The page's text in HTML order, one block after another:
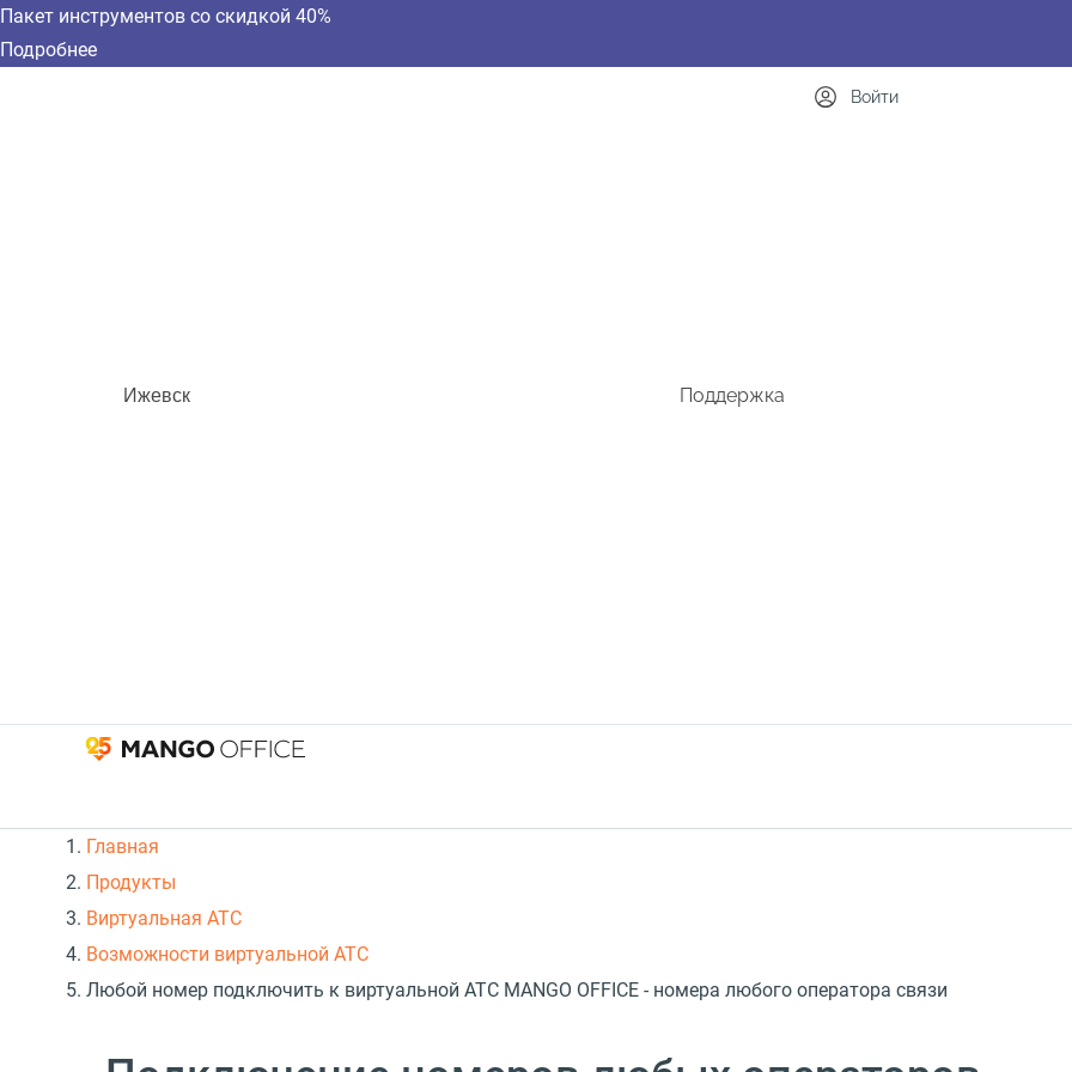
Пакет инструментов со скидкой 40%
Подробнее
Ижевск Поддержка
Войти
Главная
Продукты
Виртуальная АТС
Возможности виртуальной АТС
Любой номер подключить к виртуальной АТС MANGO OFFICE - номера любого оператора связи